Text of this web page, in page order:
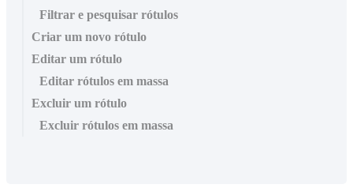
Filtrar e pesquisar rótulos
Criar um novo rótulo
Editar um rótulo
Editar rótulos em massa
Excluir um rótulo
Excluir rótulos em massa